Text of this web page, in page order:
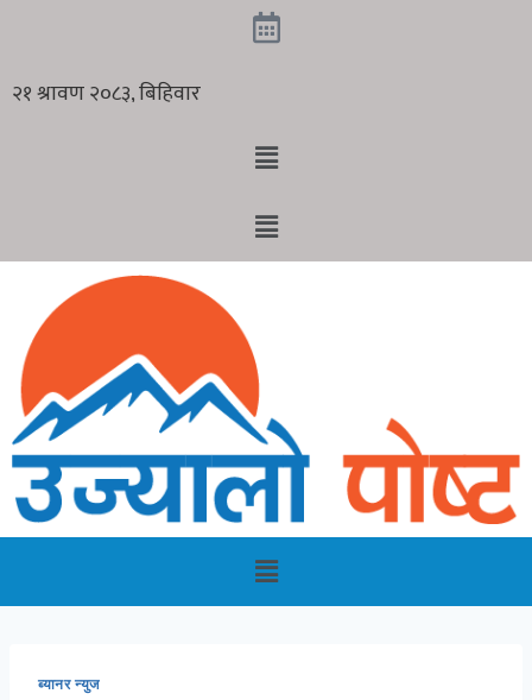
ब्यानर न्युज